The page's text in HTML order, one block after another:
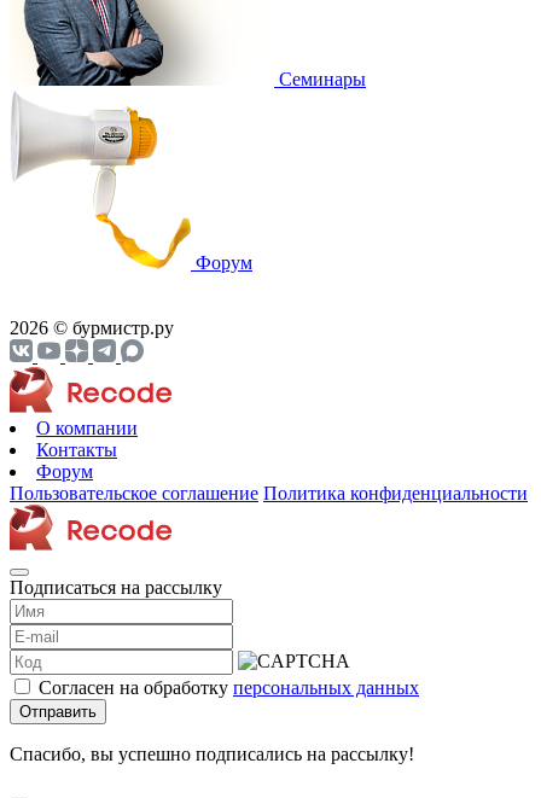
Cеминары
Форум
2026 © бурмистр.ру
О компании
Контакты
Форум
Пользовательское соглашение Политика конфиденциальности
Подписаться на рассылку
Согласен на обработку персональных данных
Отправить
Спасибо, вы успешно подписались на рассылку!